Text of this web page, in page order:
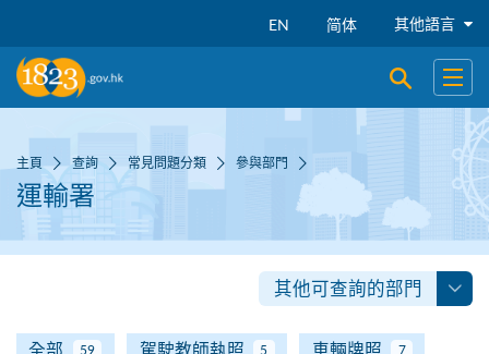
EN 简体 其他語言
開啟搜尋
開啟
主頁 查詢 常見問題分類 參與部門
運輸署
其他可查詢的部門
59 5 7